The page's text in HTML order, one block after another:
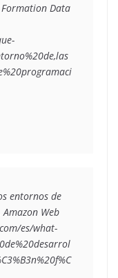
Data
entornos de
Web
es/what-